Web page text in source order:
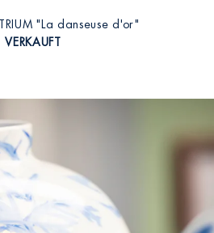
"La danseuse d'or"
VERKAUFT